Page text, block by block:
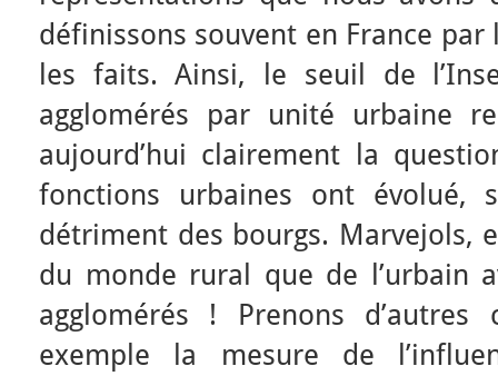
définissons souvent en France
les faits. Ainsi, le seuil de
agglomérés par unité urbaine
aujourd’hui clairement la
fonctions urbaines ont évolué,
détriment des bourgs. Marvejols,
du monde rural que de l’urbain
agglomérés ! Prenons
exemple la mesure de